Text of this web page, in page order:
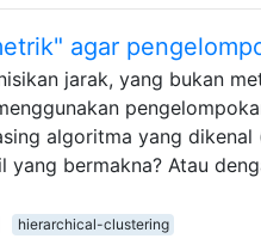
agar
jarak, yang bukan
algoritma yang
bermakna? Atau
hierarchical-clustering